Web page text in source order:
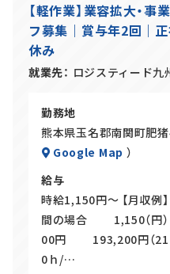
アルバイ
SHARE
【軽作業】業容拡大・
フ募集｜賞与年2回｜
休み
就業先 ロジスティード九
勤務地
熊本県玉名郡南関町肥猪
Google Map ）
給与
時給1,150円～ 【月収
間の場合 1,150（円）
00円 193,200円（21
0ｈ/…